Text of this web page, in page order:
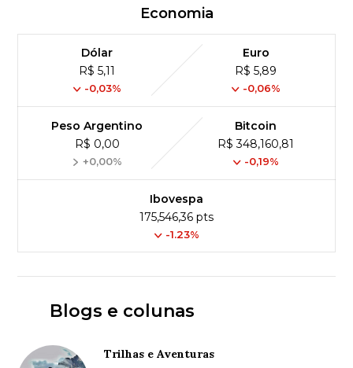
Economia
Dólar
R$ 5,11
-0,03%
Euro
R$ 5,89
-0,06%
Peso Argentino
R$ 0,00
+0,00%
Bitcoin
R$ 348,160,81
-0,19%
Ibovespa
175,546,36 pts
-1.23%
Blogs e colunas
Trilhas e Aventuras